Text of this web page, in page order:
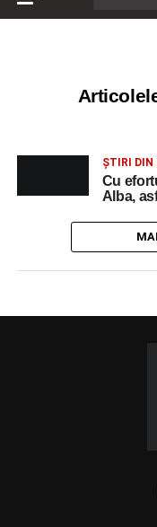
ȘTIRI DIN
Cu
Alba,